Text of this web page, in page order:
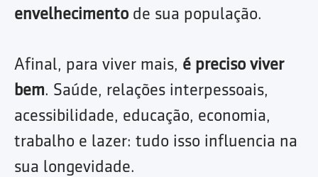
envelhecimento de sua população.
Afinal, para viver mais, é preciso viver
bem. Saúde, relações interpessoais,
acessibilidade, educação, economia,
trabalho e lazer: tudo isso influencia na
sua longevidade.